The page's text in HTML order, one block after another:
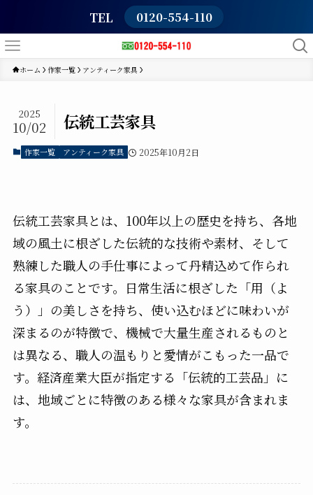
TEL 0120-554-110
ホーム 作家一覧 アンティーク家具
伝統工芸家具
2025
10/02
作家一覧 アンティーク家具 2025年10月2日
伝統工芸家具とは、100年以上の歴史を持ち、各地
域の風土に根ざした伝統的な技術や素材、そして
熟練した職人の手仕事によって丹精込めて作られ
る家具のことです。日常生活に根ざした「用（よ
う）」の美しさを持ち、使い込むほどに味わいが
深まるのが特徴で、機械で大量生産されるものと
は異なる、職人の温もりと愛情がこもった一品で
す。経済産業大臣が指定する「伝統的工芸品」に
は、地域ごとに特徴のある様々な家具が含まれま
す。